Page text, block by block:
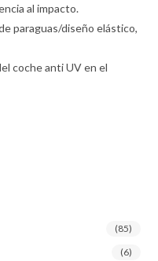
al impacto.
paraguas/diseño elástico,
coche anti UV en el
(85)
(6)